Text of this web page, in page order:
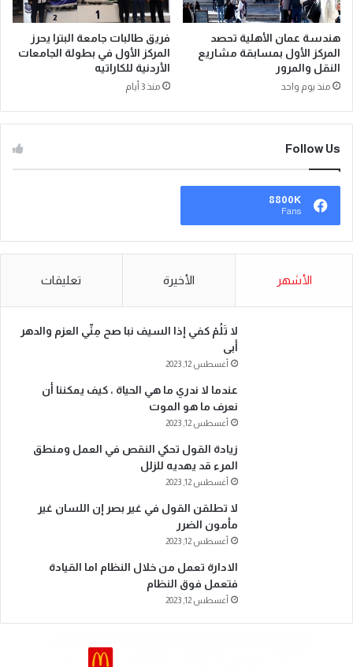
Recent Tech News
Signature” التابع لبنك القاهرة
عمّان يطلق حملة جوائز حسابات
ترحيب شعبي باشتراطات
تطالب بتطبيقها تدريجياً
نتائج التوجيهي 2026.. مصادر
البنك الأردني الكويتي يوقع
الأردنية لضمان القروض
أحكام المطبوعات و النشر: الموقع مرخص بموجب أحكام المطبوعات و النشر و